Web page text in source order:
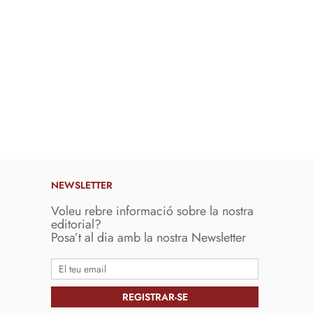
NEWSLETTER
Voleu rebre informació sobre la nostra
editorial?
Posa’t al dia amb la nostra Newsletter